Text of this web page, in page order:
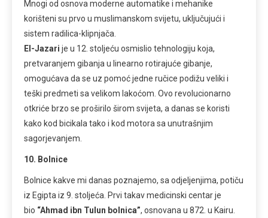
Mnogi od osnova moderne automatike i mehanike
korišteni su prvo u muslimanskom svijetu, uključujući i
sistem radilica-klipnjača.
El-Jazari je u 12. stoljeću osmislio tehnologiju koja,
pretvaranjem gibanja u linearno rotirajuće gibanje,
omogućava da se uz pomoć jedne ručice podižu veliki i
teški predmeti sa velikom lakoćom. Ovo revolucionarno
otkriće brzo se proširilo širom svijeta, a danas se koristi
kako kod bicikala tako i kod motora sa unutrašnjim
sagorjevanjem.
10. Bolnice
Bolnice kakve mi danas poznajemo, sa odjeljenjima, potiču
iz Egipta iz 9. stoljeća. Prvi takav medicinski centar je
bio “Ahmad ibn Tulun bolnica”, osnovana u 872. u Kairu.